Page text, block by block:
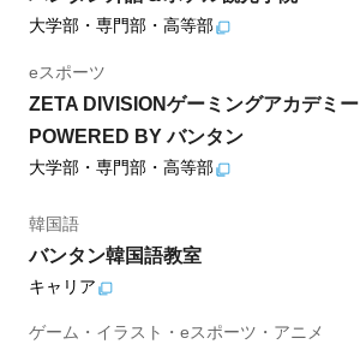
大学部・専門部・高等部
eスポーツ
ZETA DIVISIONゲーミングアカデミー
POWERED BY バンタン
大学部・専門部・高等部
韓国語
バンタン韓国語教室
キャリア
ゲーム・イラスト・eスポーツ・アニメ